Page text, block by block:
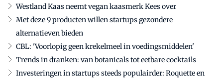
Westland Kaas neemt vegan kaasmerk Kees over
Met deze 9 producten willen startups gezondere
alternatieven bieden
CBL: 'Voorlopig geen krekelmeel in voedingsmiddelen'
Trends in dranken: van botanicals tot eetbare cocktails
Investeringen in startups steeds populairder: Roquette en